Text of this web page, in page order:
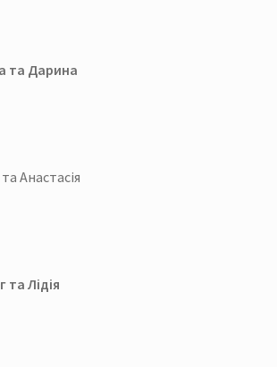
та Дарина
та Анастасія
та Лідія